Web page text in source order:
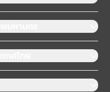
มหานคร
ศไทย